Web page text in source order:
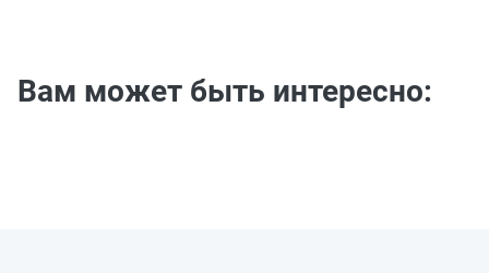
Вам может быть интересно: